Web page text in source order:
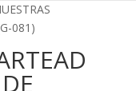
081)